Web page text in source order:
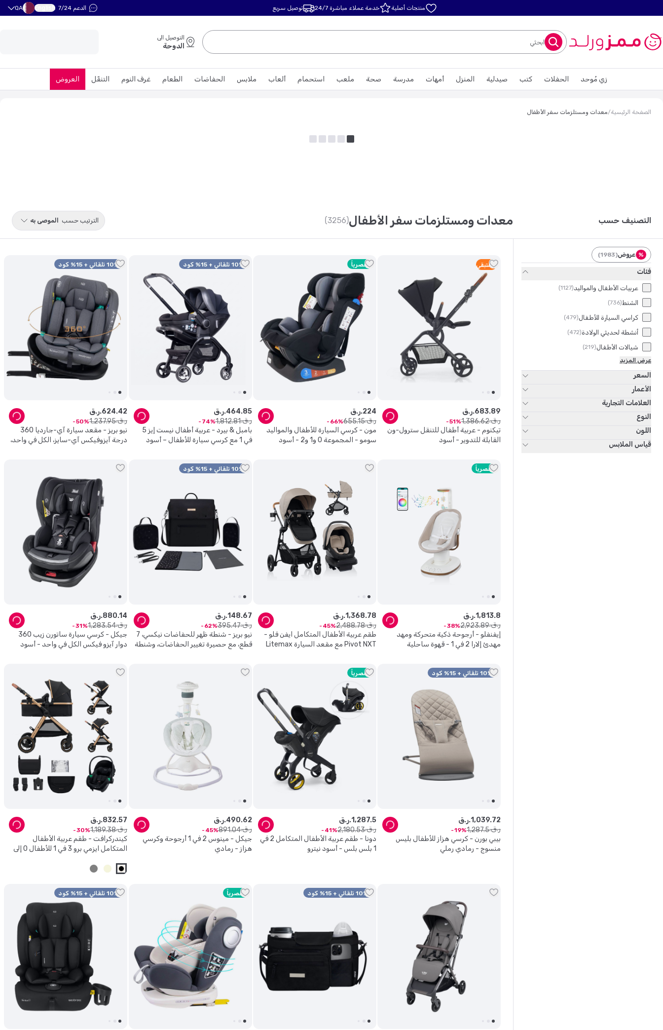
منتجات أصلية خدمة عملاء مباشرة 24/7 توصيل سريع الدعم 7/24 English
QA
ابحثي
التوصيل الى
الدوحة
العروض التنقّل غرف النوم الطعام الحفاضات ملابس ألعاب استحمام ملعب صحة مدرسة أمهات المنزل صيدلية كتب الحفلات زي مُوحد
الصفحة الرئيسية/معدات ومستلزمات سفر الأطفال
التصنيف حسب معدات ومستلزمات سفر الأطفال(3256) الترتيب حسب الموصى به
% عروض(
1983
)
فئات
عربيات الأطفال والمواليد(
1127
)
الشنط(
736
)
كراسي السيارة للأطفال(
479
)
أنشطة لحديثي الولادة(
472
)
شيالات الأطفال(
219
)
عرض المزيد
السعر
الأعمار
العلامات التجارية
النوع
اللون
قياس الملابس
3 متبقي
تيكنوم - عربية أطفال للتنقل سترول-ون
القابلة للتدوير - أسود
ر.ق.683.89
ر.ق.
1,386.62
51
حصرياً
مون - كرسي السيارة للأطفال والمواليد
سومو - المجموعة 0 و1 و2 - أسود
ر.ق.224
ر.ق.
655.15
66
10% تلقائي + 15% كود
بامبل & بيرد - عربية أطفال نيست إيز 5
في 1 مع كرسي سيارة للأطفال – أسود
ر.ق.464.85
ر.ق.
1,812.81
74
10% تلقائي + 15% كود
نيو بريز - مقعد سيارة آي-جارديا 360
درجة آيزوفيكس آي-سايز، الكل في واحد،
ر.ق.624.42
ر.ق.
1,237.95
50
حصرياً
إيفنفلو - أرجوحة ذكية متحركة ومهد
مهدئ إلارا 2 في 1 - قهوة ساحلية
ر.ق.1,813.8
ر.ق.
2,923.89
38
طقم عربية الأطفال المتكامل ايفن فلو -
Pivot NXT مع مقعد السيارة Litemax
ر.ق.1,368.78
ر.ق.
2,488.78
45
10% تلقائي + 15% كود
نيو بريز - شنطة ظهر للحفاضات نيكسي، 7
قطع، مع حصيرة تغيير الحفاضات، وشنطة
ر.ق.148.67
ر.ق.
395.47
62
جيكل - كرسي سيارة ساتورن زيب 360
دوار آيزو فيكس الكل في واحد - أسود
ر.ق.880.14
ر.ق.
1,283.54
31
10% تلقائي + 15% كود
بيبي بورن - كرسي هزاز للأطفال بليس
منسوج - رمادي رملي
ر.ق.1,039.72
ر.ق.
1,287.5
19
حصرياً
دونا - طقم عربية الأطفال المتكامل 2 في
1 بلس بلس - أسود نيترو
ر.ق.1,287.5
ر.ق.
2,180.53
41
جيكل - مينوس 2 في 1 أرجوحة وكرسي
هزاز - رمادي
ر.ق.490.62
ر.ق.
891.04
45
كيندركرافت - طقم عربية الأطفال
المتكامل ايزمي برو 3 في 1 للأطفال 0 إلى
ر.ق.832.57
ر.ق.
1,189.38
30
10% تلقائي + 15% كود حصرياً 10% تلقائي + 15% كود